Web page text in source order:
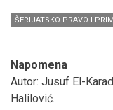
ŠERIJATSKO PRAVO I
Napomena
Autor: Jusuf El-
Halilović.